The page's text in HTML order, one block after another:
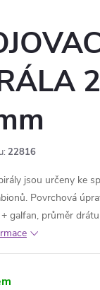
22816
jsou určeny ke
Povrchová
galfan, průměr